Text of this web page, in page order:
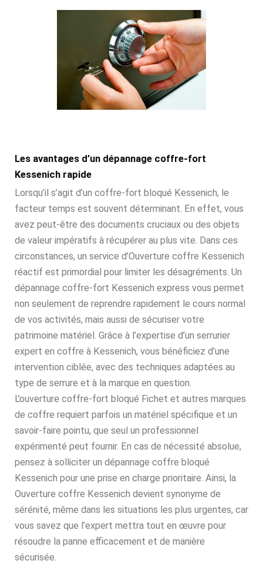
Les avantages d’un dépannage coffre-fort
Kessenich rapide
Lorsqu’il s’agit d’un coffre-fort bloqué Kessenich, le
facteur temps est souvent déterminant. En effet, vous
avez peut-être des documents cruciaux ou des objets
de valeur impératifs à récupérer au plus vite. Dans ces
circonstances, un service d’Ouverture coffre Kessenich
réactif est primordial pour limiter les désagréments. Un
dépannage coffre-fort Kessenich express vous permet
non seulement de reprendre rapidement le cours normal
de vos activités, mais aussi de sécuriser votre
patrimoine matériel. Grâce à l’expertise d’un serrurier
expert en coffre à Kessenich, vous bénéficiez d’une
intervention ciblée, avec des techniques adaptées au
type de serrure et à la marque en question.
L’ouverture coffre-fort bloqué Fichet et autres marques
de coffre requiert parfois un matériel spécifique et un
savoir-faire pointu, que seul un professionnel
expérimenté peut fournir. En cas de nécessité absolue,
pensez à solliciter un dépannage coffre bloqué
Kessenich pour une prise en charge prioritaire. Ainsi, la
Ouverture coffre Kessenich devient synonyme de
sérénité, même dans les situations les plus urgentes, car
vous savez que l’expert mettra tout en œuvre pour
résoudre la panne efficacement et de manière
sécurisée.